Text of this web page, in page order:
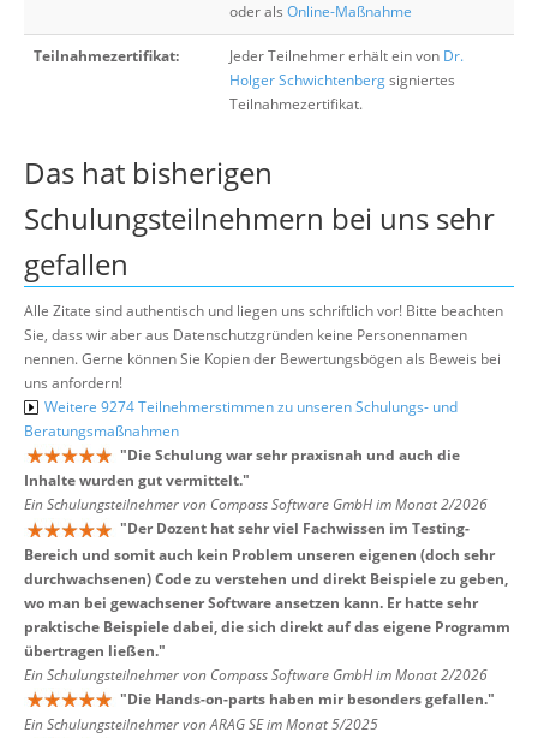
oder als Online-Maßnahme
Teilnahmezertifikat: Jeder Teilnehmer erhält ein von Dr.
Holger Schwichtenbergsigniertes
Teilnahmezertifikat.
Das hat bisherigen
Schulungsteilnehmern bei uns sehr
gefallen
Alle Zitate sind authentisch und liegen uns schriftlich vor! Bitte beachten
Sie, dass wir aber aus Datenschutzgründen keine Personennamen
nennen. Gerne können Sie Kopien der Bewertungsbögen als Beweis bei
uns anfordern!
Weitere 9274 Teilnehmerstimmen zu unseren Schulungs- und
Beratungsmaßnahmen
"Die Schulung war sehr praxisnah und auch die
Inhalte wurden gut vermittelt."
Ein Schulungsteilnehmer von Compass Software GmbH im Monat 2/2026
"Der Dozent hat sehr viel Fachwissen im Testing-
Bereich und somit auch kein Problem unseren eigenen (doch sehr
durchwachsenen) Code zu verstehen und direkt Beispiele zu geben,
wo man bei gewachsener Software ansetzen kann. Er hatte sehr
praktische Beispiele dabei, die sich direkt auf das eigene Programm
übertragen ließen."
Ein Schulungsteilnehmer von Compass Software GmbH im Monat 2/2026
"Die Hands-on-parts haben mir besonders gefallen."
Ein Schulungsteilnehmer von ARAG SE im Monat 5/2025